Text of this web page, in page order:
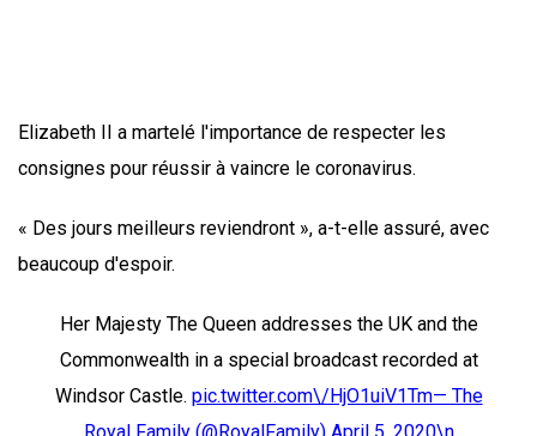
Elizabeth II a martelé l'importance de respecter les
consignes pour réussir à vaincre le coronavirus.
« Des jours meilleurs reviendront », a-t-elle assuré, avec
beaucoup d'espoir.
Her Majesty The Queen addresses the UK and the
Commonwealth in a special broadcast recorded at
Windsor Castle. pic.twitter.com\/HjO1uiV1Tm— The